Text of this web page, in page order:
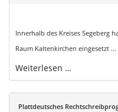
Innerhalb des Kreises Segeberg
Raum Kaltenkirchen eingesetzt ...
Weiterlesen …
Plattdeutsches